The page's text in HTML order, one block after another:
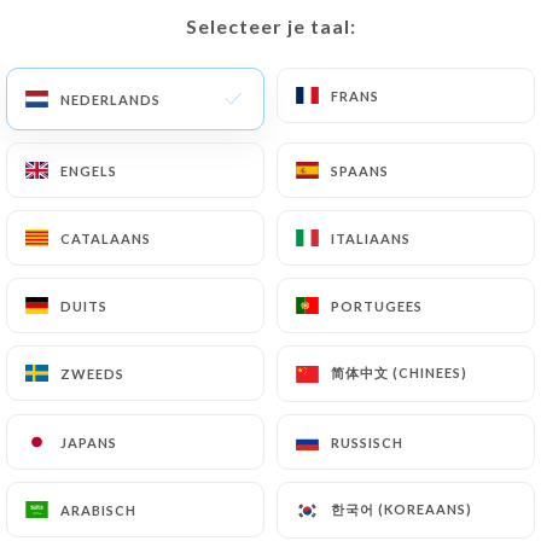
Selecteer je taal:
NEDERLANDS FRANS
ENGELS SPAANS
CATALAANS ITALIAANS
DUITS PORTUGEES
ZWEEDS 简体中文 (CHINEES)
JAPANS RUSSISCH
ARABISCH 한국어 (KOREAANS)
HOME /
Chez Mademoiselle
Selecteer je taal:
NEDERLANDS FRANS
ENGELS SPAANS
CATALAANS ITALIAANS
DUITS PORTUGEES
ZWEEDS 简体中文 (CHINEES)
JAPANS RUSSISCH
ARABISCH 한국어 (KOREAANS)